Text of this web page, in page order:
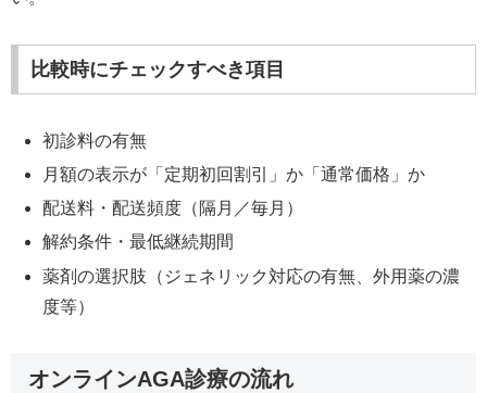
比較時にチェックすべき項目
初診料の有無
月額の表示が「定期初回割引」か「通常価格」か
配送料・配送頻度（隔月／毎月）
解約条件・最低継続期間
薬剤の選択肢（ジェネリック対応の有無、外用薬の濃
度等）
オンラインAGA診療の流れ